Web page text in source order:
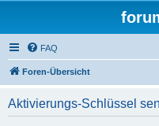
FAQ
Foren-Übersicht
Aktivierungs-Schlüssel